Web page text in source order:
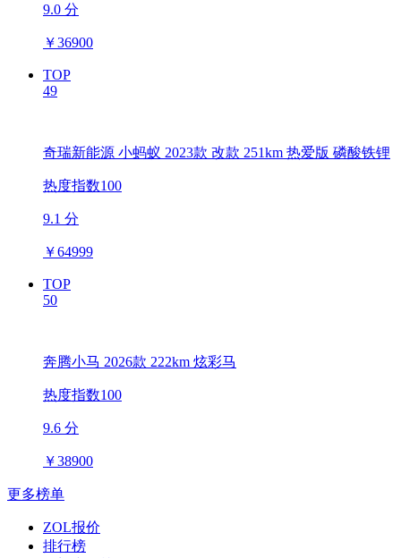
9.0 分
￥36900
TOP
49
奇瑞新能源 小蚂蚁 2023款 改款 251km 热爱版 磷酸铁锂
热度指数100
9.1 分
￥64999
TOP
50
奔腾小马 2026款 222km 炫彩马
热度指数100
9.6 分
￥38900
更多榜单
ZOL报价
排行榜